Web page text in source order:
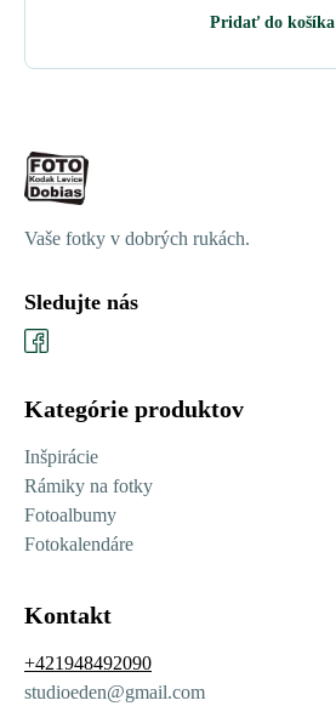
Pridať do košíka
Vaše fotky v dobrých rukách.
Sledujte nás
Kategórie produktov
Inšpirácie
Rámiky na fotky
Fotoalbumy
Fotokalendáre
Kontakt
+421948492090
studioeden@gmail.com